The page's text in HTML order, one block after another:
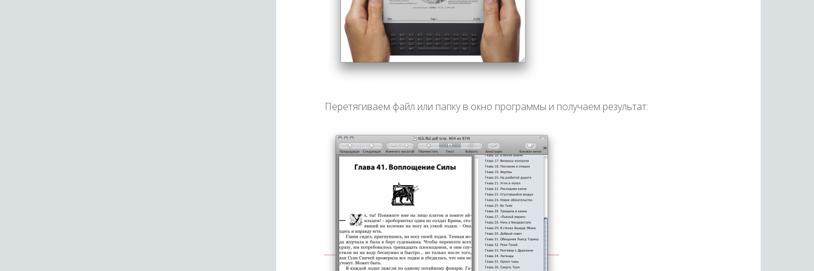
Перетягиваем файл или папку в окно программы и получаем результат: